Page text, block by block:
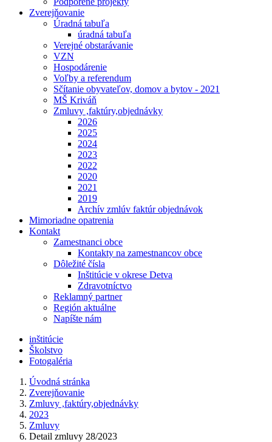
Zverejňovanie
Úradná tabuľa
úradná tabuľa
Verejné obstarávanie
VZN
Hospodárenie
Voľby a referendum
Sčítanie obyvateľov, domov a bytov - 2021
MŠ Kriváň
Zmluvy ,faktúry,objednávky
2026
2025
2024
2023
2022
2020
2021
2019
Archív zmlúv faktúr objednávok
Mimoriadne opatrenia
Kontakt
Zamestnanci obce
Kontakty na zamestnancov obce
Dôležité čísla
Inštitúcie v okrese Detva
Zdravotníctvo
Reklamný partner
Región aktuálne
Napíšte nám
inštitúcie
Školstvo
Fotogaléria
Úvodná stránka
Zverejňovanie
Zmluvy ,faktúry,objednávky
2023
Zmluvy
Detail zmluvy 28/2023